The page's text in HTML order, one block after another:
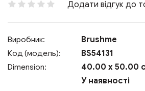
Додати відгук до
Виробник: Brushme
Код (модель): BS54131
Dimension:
40.00 x 50.00
У наявності